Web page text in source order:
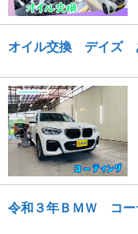
オイル交換 デイズ あ
令和３年ＢＭＷ コー